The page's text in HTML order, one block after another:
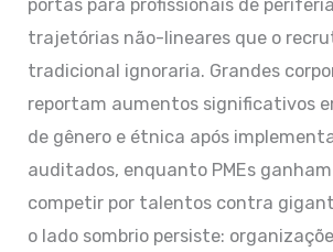
portas para profissionais de
trajetórias não-lineares que o
tradicional ignoraria. Grandes
reportam aumentos significativos
de gênero e étnica após
auditados, enquanto PMEs
competir por talentos contra
o lado sombrio persiste: